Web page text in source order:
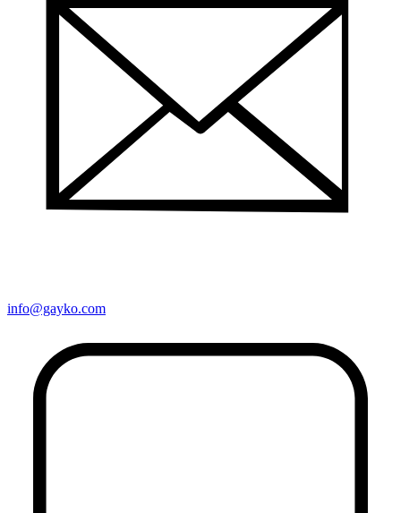
info@gayko.com